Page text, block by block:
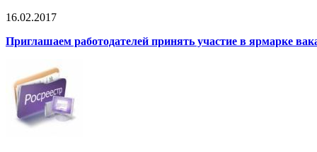
16.02.2017
Приглашаем работодателей принять участие в ярмарке